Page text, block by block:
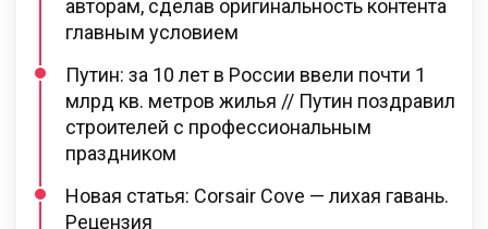
авторам, сделав оригинальность контента
главным условием
Путин: за 10 лет в России ввели почти 1
млрд кв. метров жилья // Путин поздравил
строителей с профессиональным
праздником
Новая статья: Corsair Cove — лихая гавань.
Рецензия